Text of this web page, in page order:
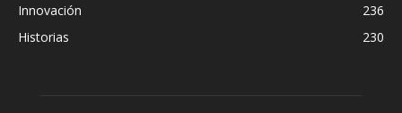
Innovación
236
Historias
230